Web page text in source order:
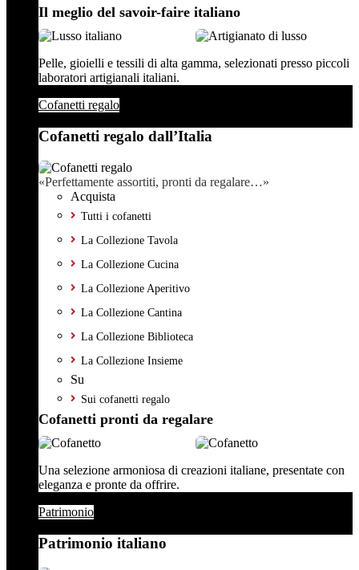
Il meglio del savoir-faire italiano
Pelle, gioielli e tessili di alta gamma, selezionati presso piccoli
laboratori artigianali italiani.
Cofanetti regalo
Cofanetti regalo dall’Italia
«Perfettamente assortiti, pronti da regalare…»
Acquista
Tutti i cofanetti
La Collezione Tavola
La Collezione Cucina
La Collezione Aperitivo
La Collezione Cantina
La Collezione Biblioteca
La Collezione Insieme
Su
Sui cofanetti regalo
Cofanetti pronti da regalare
Una selezione armoniosa di creazioni italiane, presentate con
eleganza e pronte da offrire.
Patrimonio
Patrimonio italiano